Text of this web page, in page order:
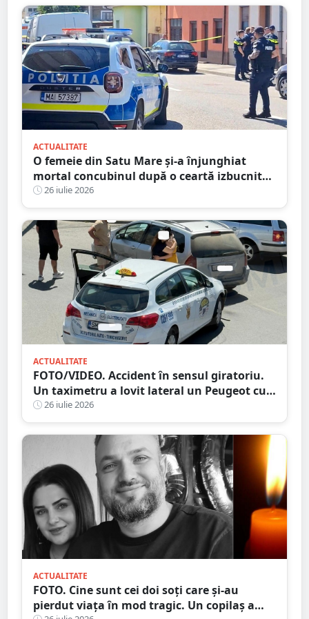
ACTUALITATE
O femeie din Satu Mare și-a înjunghiat
mortal concubinul după o ceartă izbucnită
pe fondul geloziei și al alcoolului
26 iulie 2026
ACTUALITATE
FOTO/VIDEO. Accident în sensul giratoriu.
Un taximetru a lovit lateral un Peugeot cu
numere străine. Eternele parlamentări în
mijlocul intersecției
26 iulie 2026
ACTUALITATE
FOTO. Cine sunt cei doi soți care și-au
pierdut viața în mod tragic. Un copilaș a